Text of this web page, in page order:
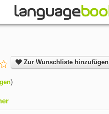
Zur Wunschliste hinzufügen
)